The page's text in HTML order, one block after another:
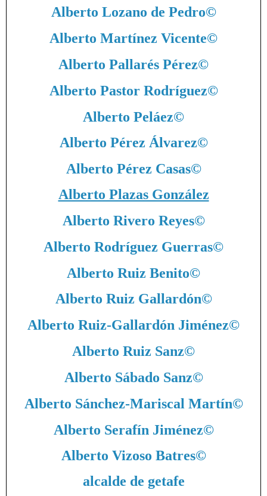
Alberto Lozano de Pedro©
Alberto Martínez Vicente©
Alberto Pallarés Pérez©
Alberto Pastor Rodríguez©
Alberto Peláez©
Alberto Pérez Álvarez©
Alberto Pérez Casas©
Alberto Plazas González
Alberto Rivero Reyes©
Alberto Rodríguez Guerras©
Alberto Ruiz Benito©
Alberto Ruiz Gallardón©
Alberto Ruiz-Gallardón Jiménez©
Alberto Ruiz Sanz©
Alberto Sábado Sanz©
Alberto Sánchez-Mariscal Martín©
Alberto Serafín Jiménez©
Alberto Vizoso Batres©
alcalde de getafe